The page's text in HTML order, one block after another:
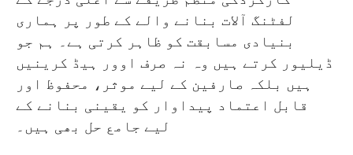
لفٹنگ آلات بنانے والے کے طور پر ہماری
بنیادی مسابقت کو ظاہر کرتی ہے۔ ہم جو
ڈیلیور کرتے ہیں وہ نہ صرف اوور ہیڈ کرینیں
ہیں بلکہ صارفین کے لیے موثر، محفوظ اور
قابل اعتماد پیداوار کو یقینی بنانے کے
لیے جامع حل بھی ہیں۔